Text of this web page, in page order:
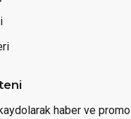
haber ve